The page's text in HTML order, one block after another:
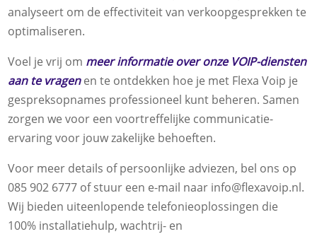
analyseert om de effectiviteit van verkoopgesprekken te
optimaliseren.
Voel je vrij om meer informatie over onze VOIP-diensten
aan te vragenen te ontdekken hoe je met Flexa Voip je
gespreksopnames professioneel kunt beheren. Samen
zorgen we voor een voortreffelijke communicatie-
ervaring voor jouw zakelijke behoeften.
Voor meer details of persoonlijke adviezen, bel ons op
085 902 6777 of stuur een e-mail naar info@flexavoip.nl.
Wij bieden uiteenlopende telefonieoplossingen die
100% installatiehulp, wachtrij- en